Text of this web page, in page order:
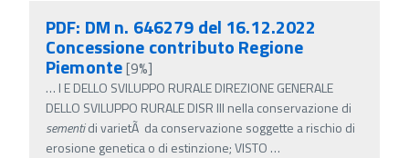
PDF: DM n. 646279 del 16.12.2022
Concessione contributo Regione
Piemonte[9%]
… I E DELLO SVILUPPO RURALE DIREZIONE GENERALE
DELLO SVILUPPO RURALE DISR III nella conservazione di
sementidi varietÃ da conservazione soggette a rischio di
erosione genetica o di estinzione; VISTO …